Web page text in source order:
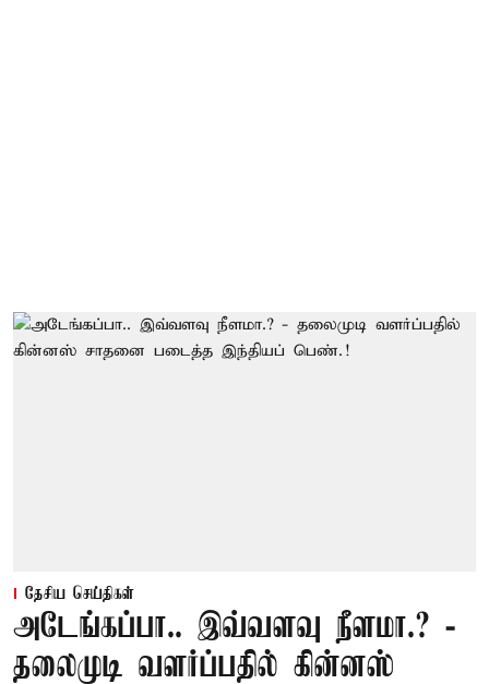
தேசிய செய்திகள்
அடேங்கப்பா.. இவ்வளவு நீளமா.? -
தலைமுடி வளர்ப்பதில் கின்னஸ்